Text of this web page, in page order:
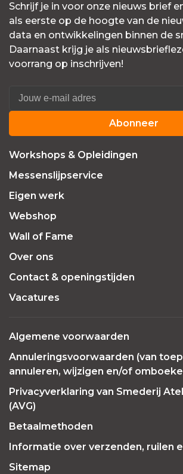
Schrijf je in voor onze nieuws brief
als eerste op de hoogte van de
data en ontwikkelingen binnen de
Daarnaast krijg je als
voorrang op inschrijven!
Abonneer
Workshops & Opleidingen
Messenslijpservice
Eigen werk
Webshop
Wall of Fame
Over ons
Contact & openingstijden
Vacatures
Algemene voorwaarden
Annuleringsvoorwaarden (van
annuleren, wijzigen en/of
Privacyverklaring van Smederij
(AVG)
Betaalmethoden
Informatie over verzenden, ruilen
Sitemap